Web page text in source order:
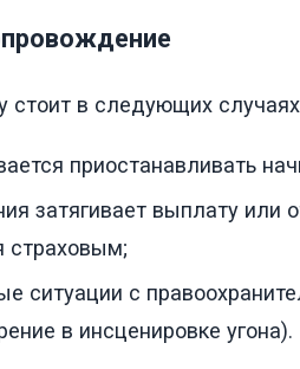
стоит в следующих
приостанавливать
затягивает выплату или
страховым;
ситуации с
в инсценировке угона).